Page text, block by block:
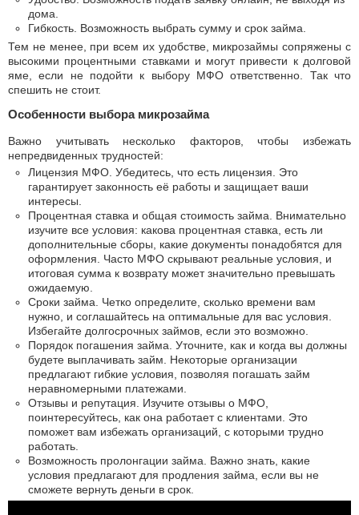
дома.
Гибкость. Возможность выбрать сумму и срок займа.
Тем не менее, при всем их удобстве, микрозаймы сопряжены с
высокими процентными ставками и могут привести к долговой
яме, если не подойти к выбору МФО ответственно. Так что
спешить не стоит.
Особенности выбора микрозайма
Важно учитывать несколько факторов, чтобы избежать
непредвиденных трудностей:
Лицензия МФО. Убедитесь, что есть лицензия. Это
гарантирует законность её работы и защищает ваши
интересы.
Процентная ставка и общая стоимость займа. Внимательно
изучите все условия: какова процентная ставка, есть ли
дополнительные сборы, какие документы понадобятся для
оформления. Часто МФО скрывают реальные условия, и
итоговая сумма к возврату может значительно превышать
ожидаемую.
Сроки займа. Четко определите, сколько времени вам
нужно, и соглашайтесь на оптимальные для вас условия.
Избегайте долгосрочных займов, если это возможно.
Порядок погашения займа. Уточните, как и когда вы должны
будете выплачивать займ. Некоторые организации
предлагают гибкие условия, позволяя погашать займ
неравномерными платежами.
Отзывы и репутация. Изучите отзывы о МФО,
поинтересуйтесь, как она работает с клиентами. Это
поможет вам избежать организаций, с которыми трудно
работать.
Возможность пролонгации займа. Важно знать, какие
условия предлагают для продления займа, если вы не
сможете вернуть деньги в срок.